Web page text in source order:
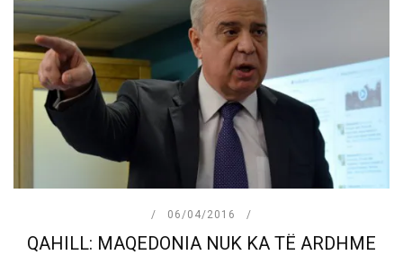
06/04/2016
QAHILL: MAQEDONIA NUK KA TË ARDHME